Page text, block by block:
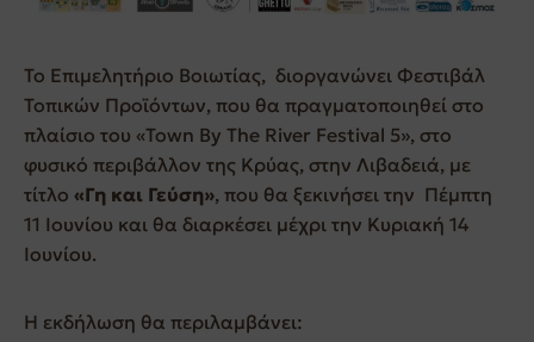
Το Επιμελητήριο Βοιωτίας, διοργανώνει Φεστιβάλ
Τοπικών Προϊόντων, που θα πραγματοποιηθεί στο
πλαίσιο του «Town By The River Festival 5», στο
φυσικό περιβάλλον της Κρύας, στην Λιβαδειά, με
τίτλο «Γη και Γεύση», που θα ξεκινήσει την Πέμπτη
11 Ιουνίου και θα διαρκέσει μέχρι την Κυριακή 14
Ιουνίου.
Η εκδήλωση θα περιλαμβάνει: